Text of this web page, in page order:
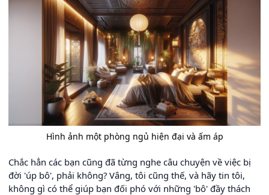
Hình ảnh một phòng ngủ hiện đại và ấm áp
Chắc hẳn các bạn cũng đã từng nghe câu chuyện về việc bị
đời 'úp bô', phải không? Vâng, tôi cũng thế, và hãy tin tôi,
không gì có thể giúp bạn đối phó với những 'bô' đầy thách